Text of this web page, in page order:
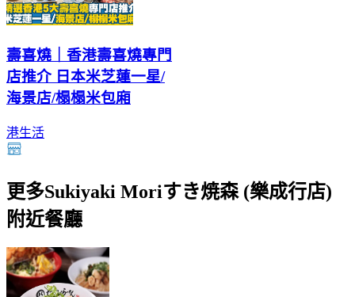
壽喜燒｜香港壽喜燒專門
店推介 日本米芝蓮一星/
海景店/榻榻米包廂
港生活
更多Sukiyaki Moriすき焼森 (樂成行店)
附近餐廳